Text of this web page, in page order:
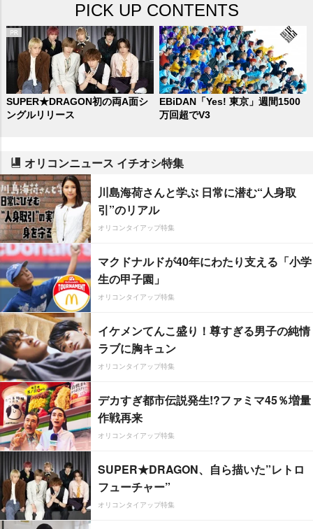
PICK UP CONTENTS
SUPER★DRAGON初の両A面シ
ングルリリース
EBiDAN「Yes! 東京」週間1500
万回超でV3
オリコンニュース イチオシ特集
川島海荷さんと学ぶ 日常に潜む“人身取
引”のリアル
オリコンタイアップ特集
マクドナルドが40年にわたり支える「小学
生の甲子園」
オリコンタイアップ特集
イケメンてんこ盛り！尊すぎる男子の純情
ラブに胸キュン
オリコンタイアップ特集
デカすぎ都市伝説発生!?ファミマ45％増量
作戦再来
オリコンタイアップ特集
SUPER★DRAGON、自ら描いた”レトロ
フューチャー”
オリコンタイアップ特集